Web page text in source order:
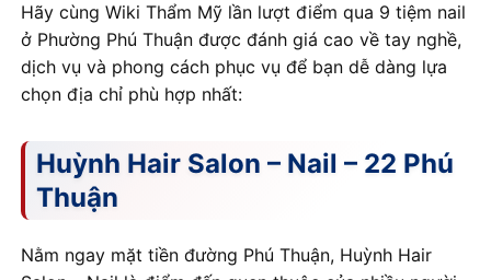
Hãy cùng Wiki Thẩm Mỹ lần lượt điểm qua 9 tiệm nail
ở Phường Phú Thuận được đánh giá cao về tay nghề,
dịch vụ và phong cách phục vụ để bạn dễ dàng lựa
chọn địa chỉ phù hợp nhất:
Huỳnh Hair Salon – Nail – 22 Phú
Thuận
Nằm ngay mặt tiền đường Phú Thuận, Huỳnh Hair